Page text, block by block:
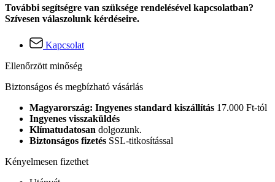
További segítségre van szüksége rendelésével kapcsolatban?
Szívesen válaszolunk kérdéseire.
Kapcsolat
Ellenőrzött minőség
Biztonságos és megbízható vásárlás
Magyarország: Ingyenes standard kiszállítás 17.000 Ft-tól
Ingyenes visszaküldés
Klímatudatosan dolgozunk.
Biztonságos fizetés SSL-titkosítással
Kényelmesen fizethet